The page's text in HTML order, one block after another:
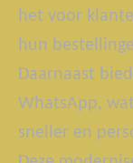
het voor
hun
Daarnaast
WhatsApp,
sneller en